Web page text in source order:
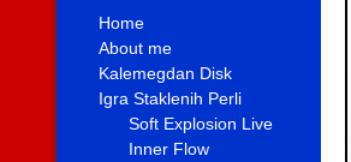
Home
About me
Kalemegdan Disk
Igra Staklenih Perli
Soft Explosion Live
Inner Flow